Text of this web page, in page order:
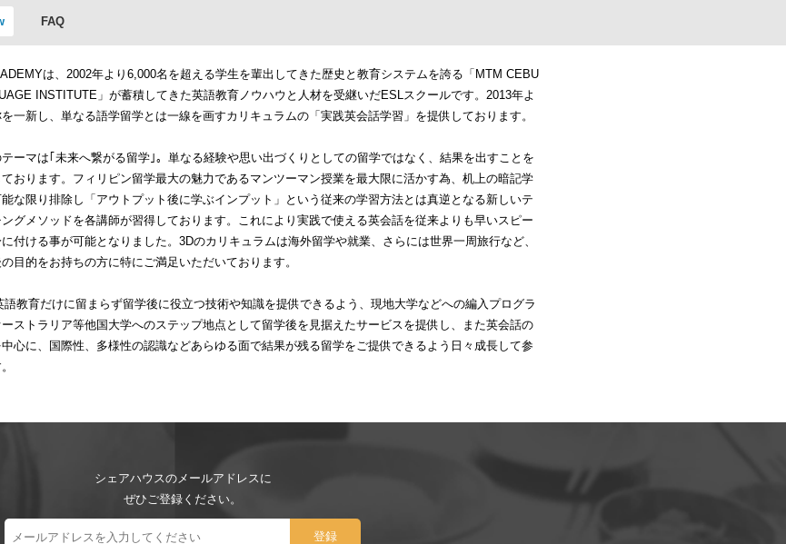
FAQ
は、2002年より6,000名を超える学生を輩出してきた歴史と教育システムを誇る「MTM CEBU
INSTITUTE」が蓄積してきた英語教育ノウハウと人材を受継いだESLスクールです。2013年よ
を一新し、単なる語学留学とは一線を画すカリキュラムの「実践英会話学習」を提供しております。
ーマは｢未来へ繋がる留学｣。単なる経験や思い出づくりとしての留学ではなく、結果を出すことを
おります。フィリピン留学最大の魅力であるマンツーマン授業を最大限に活かす為、机上の暗記学
な限り排除し「アウトプット後に学ぶインプット」という従来の学習方法とは真逆となる新しいテ
ングメソッドを各講師が習得しております。これにより実践で使える英会話を従来よりも早いスピー
に付ける事が可能となりました。3Dのカリキュラムは海外留学や就業、さらには世界一周旅行など、
目的をお持ちの方に特にご満足いただいております。
語教育だけに留まらず留学後に役立つ技術や知識を提供できるよう、現地大学などへの編入プログラ
ストラリア等他国大学へのステップ地点として留学後を見据えたサービスを提供し、また英会話の
心に、国際性、多様性の認識などあらゆる面で結果が残る留学をご提供できるよう日々成長して参
シェアハウスのメールアドレスに
ぜひご登録ください。